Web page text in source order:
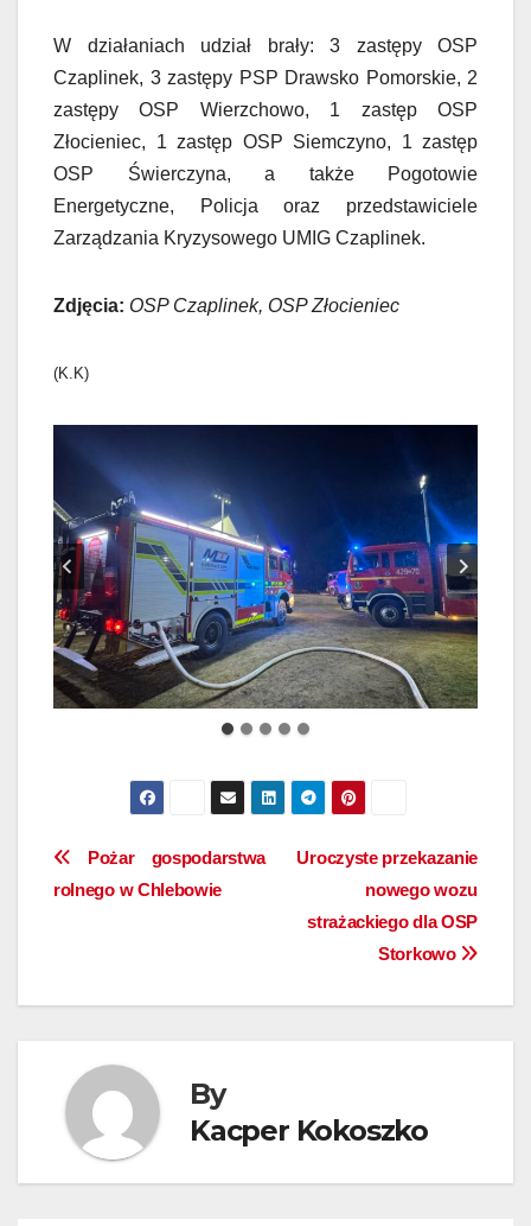
W działaniach udział brały: 3 zastępy OSP
Czaplinek, 3 zastępy PSP Drawsko Pomorskie, 2
zastępy OSP Wierzchowo, 1 zastęp OSP
Złocieniec, 1 zastęp OSP Siemczyno, 1 zastęp
OSP Świerczyna, a także Pogotowie
Energetyczne, Policja oraz przedstawiciele
Zarządzania Kryzysowego UMIG Czaplinek.
Zdjęcia: OSP Czaplinek, OSP Złocieniec
(K.K)
Nawigacja
wpisu
Uroczyste przekazanie
nowego wozu
strażackiego dla OSP
Storkowo
Pożar gospodarstwa
rolnego w Chlebowie
By
Kacper Kokoszko